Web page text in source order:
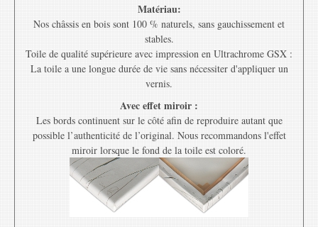
Matériau:
Nos châssis en bois sont 100 % naturels, sans gauchissement et
stables.
Toile de qualité supérieure avec impression en Ultrachrome GSX :
La toile a une longue durée de vie sans nécessiter d'appliquer un
vernis.
Avec effet miroir :
Les bords continuent sur le côté afin de reproduire autant que
possible l’authenticité de l’original. Nous recommandons l'effet
miroir lorsque le fond de la toile est coloré.